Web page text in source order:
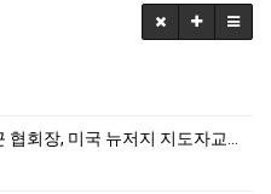
회장, 미국 뉴저지 지도자교…